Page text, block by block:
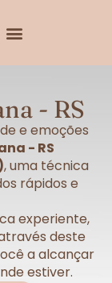
- RS
e emoções
- RS
, uma técnica
rápidos e
experiente,
deste
a alcançar
estiver.